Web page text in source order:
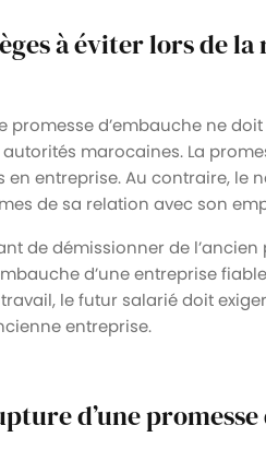
à éviter lors de la
promesse d’embauche ne
autorités marocaines. La
en entreprise. Au contraire, le
de sa relation avec son
de démissionner de
d’une entreprise
le futur salarié doit
entreprise.
d’une promesse